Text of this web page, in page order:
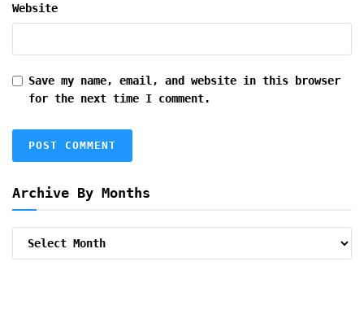
Website
Save my name, email, and website in this browser
for the next time I comment.
Archive By Months